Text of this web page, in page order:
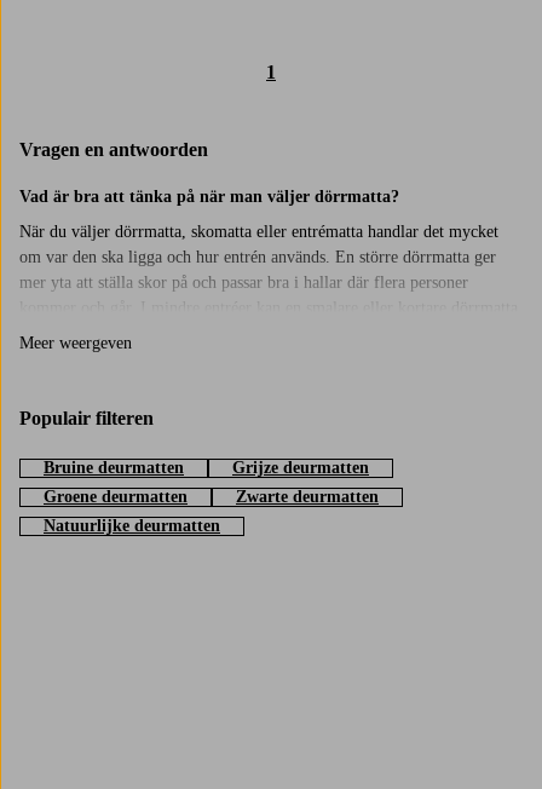
1
Vragen en antwoorden
Vad är bra att tänka på när man väljer dörrmatta?
När du väljer dörrmatta, skomatta eller entrématta handlar det mycket
om var den ska ligga och hur entrén används. En större dörrmatta ger
mer yta att ställa skor på och passar bra i hallar där flera personer
kommer och går. I mindre entréer kan en smalare eller kortare dörrmatta
vara ett bättre val. Börja med att mäta ytan där mattan ska ligga. Vill du
precis innanför en ytterdörr eller vid en altandörr, så att storlek och form
Hur kan man inreda med dörrmattor?
Dörrmattor behöver inte bara vara praktiska, varför inte låta de bli en del
av inredningen? En matta med mönster eller struktur kan ge entrén mer
Meer weergeven
Populair filteren
Bruine deurmatten
Grijze deurmatten
Groene deurmatten
Zwarte deurmatten
Natuurlijke deurmatten